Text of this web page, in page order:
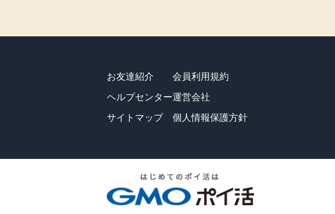
お友達紹介
ヘルプセンター
サイトマップ
会員利用規約
運営会社
個人情報保護方針